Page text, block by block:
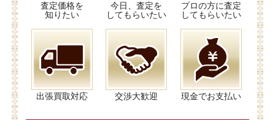
査定価格を
知りたい
今日、査定を
してもらいたい
プロの方に査定
してもらいたい
出張買取対応 交渉大歓迎 現金でお支払い